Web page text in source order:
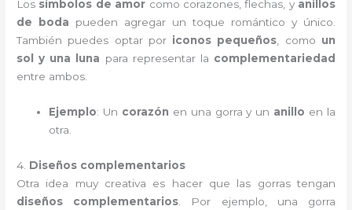
Los símbolos de amor como corazones, flechas, y anillos
de boda pueden agregar un toque romántico y único.
También puedes optar por iconos pequeños , como un
sol y una luna para representar la complementariedad
entre ambos.
Ejemplo: Un corazón en una gorra y un anillo en la
otra.
4. Diseños complementarios
Otra idea muy creativa es hacer que las gorras tengan
diseños complementarios . Por ejemplo, una gorra